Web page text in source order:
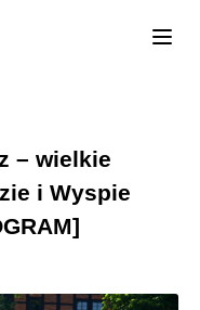
– wielkie
i Wyspie